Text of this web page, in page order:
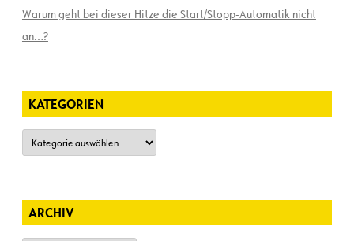
Warum geht bei dieser Hitze die Start/Stopp-Automatik nicht
an…?
KATEGORIEN
Kategorien
ARCHIV